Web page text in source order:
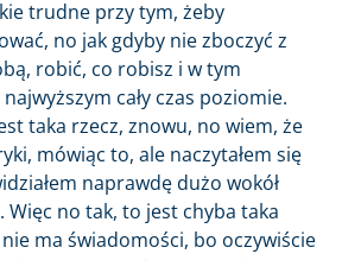
trudne przy tym, żeby
no jak gdyby nie zboczyć z
robić, co robisz i w tym
cały czas poziomie.
taka rzecz, znowu, no wiem, że
mówiąc to, ale naczytałem się
naprawdę dużo wokół
Więc no tak, to jest chyba taka
ma świadomości, bo oczywiście